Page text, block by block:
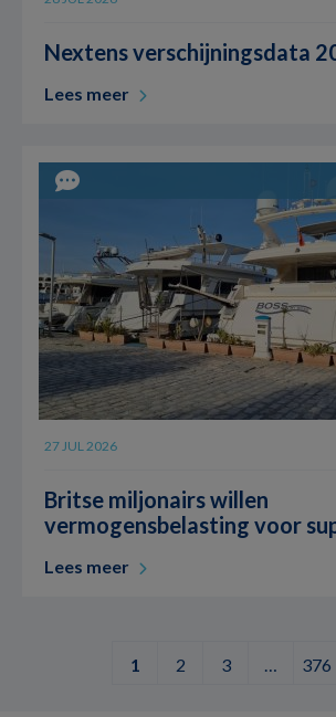
Nextens verschijningsdata
Lees meer
27 JUL 2026
Britse miljonairs willen
vermogensbelasting voor
Lees meer
1 2 3 … 376